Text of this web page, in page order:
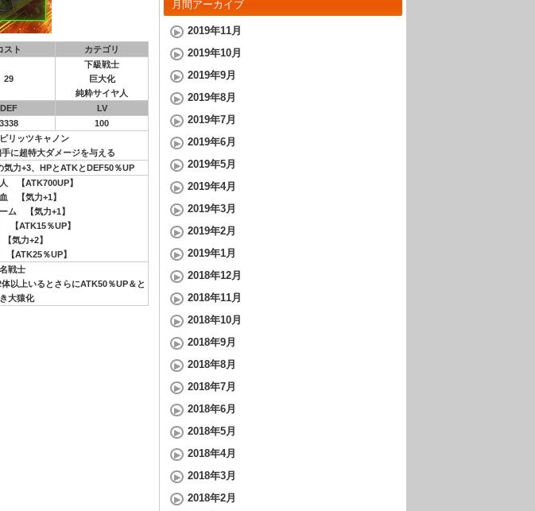
スト カテゴリ
29
下級戦士
巨大化
純粋サイヤ人
DEF
LV
3338 100
リッツキャノン
に超特大ダメージを与える
気力+3、HPとATKとDEF50％UP
【ATK700UP】
【気力+1】
ム 【気力+1】
【ATK15％UP】
気力+2】
ATK25％UP】
戦士
以上いるとさらにATK50％UP＆と
大猿化
月間アーカイブ
2019年11月
2019年10月
2019年9月
2019年8月
2019年7月
2019年6月
2019年5月
2019年4月
2019年3月
2019年2月
2019年1月
2018年12月
2018年11月
2018年10月
2018年9月
2018年8月
2018年7月
2018年6月
2018年5月
2018年4月
2018年3月
2018年2月